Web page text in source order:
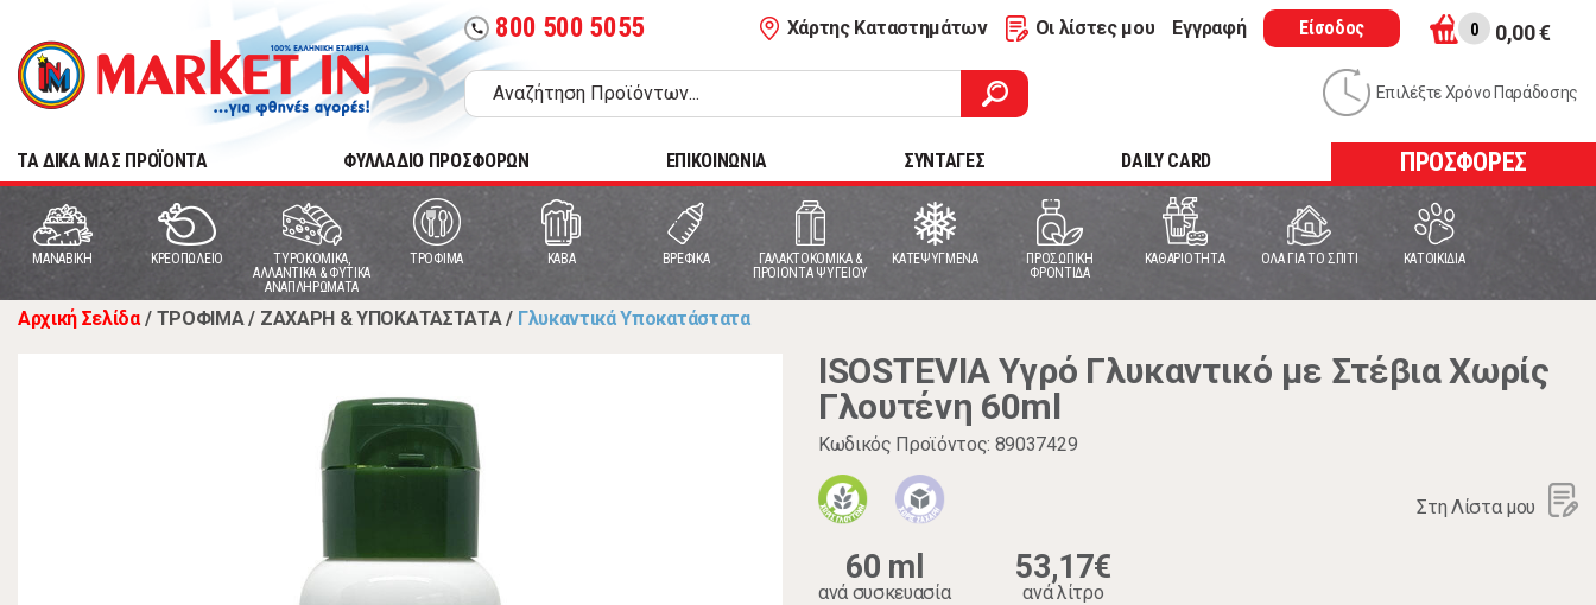
call 800 500 5055 Χάρτης Καταστημάτων Οι λίστες μου Εγγραφή Είσοδος 0 0,00 €
Επιλέξτε Χρόνο Παράδοσης
TA ΔΙΚΑ ΜΑΣ ΠΡΟΪΟΝΤΑ ΦΥΛΛΑΔΙΟ ΠΡΟΣΦΟΡΩΝ ΕΠΙΚΟΙΝΩΝΙΑ ΣΥΝΤΑΓΕΣ DAILY CARD ΠΡΟΣΦΟΡΕΣ
MANABIKH ΚΡΕΟΠΩΛΕΙΟ
ΤΥΡΟΚΟΜΙΚΑ,
ΑΛΛΑΝΤΙΚΑ & ΦΥΤΙΚΑ
ΑΝΑΠΛΗΡΩΜΑΤΑ
ΤΡΟΦΙΜΑ ΚΑΒΑ ΒΡΕΦΙΚΑ
ΓΑΛΑΚΤΟΚΟΜΙΚΑ &
ΠΡΟΙΟΝΤΑ ΨΥΓΕΙΟΥ
ΚΑΤΕΨΥΓΜΕΝΑ
ΠΡΟΣΩΠΙΚΗ
ΦΡΟΝΤΙΔΑ
ΚΑΘΑΡΙΟΤΗΤΑ ΟΛΑ ΓΙΑ ΤΟ ΣΠΙΤΙ ΚΑΤΟΙΚΙΔΙΑ
Αρχική Σελίδα / ΤΡΟΦΙΜΑ / ΖΑΧΑΡΗ & ΥΠΟΚΑΤΑΣΤΑΤΑ / Γλυκαντικά Υποκατάστατα
ISOSTEVIA Υγρό Γλυκαντικό με Στέβια Χωρίς
Γλουτένη 60ml
Κωδικός Προϊόντος: 89037429
Στη Λίστα μου
60 ml
ανά συσκευασία
53,17€
ανά λίτρο